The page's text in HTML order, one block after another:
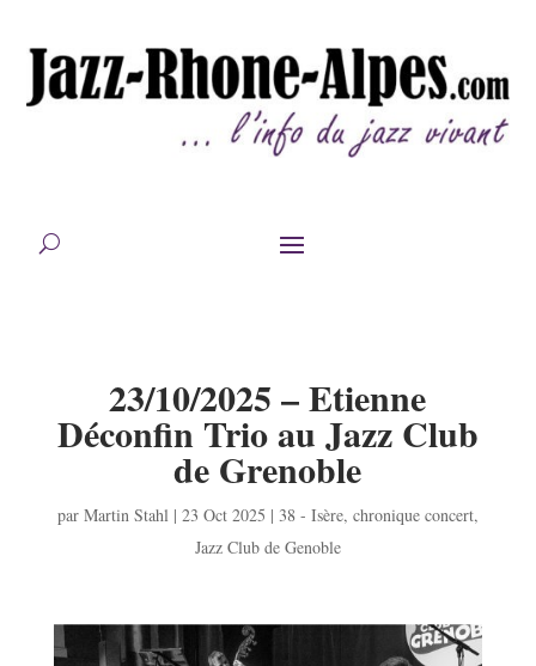
23/10/2025 – Etienne
Déconfin Trio au Jazz Club
de Grenoble
par Martin Stahl| 23 Oct 2025 | 38 - Isère, chronique concert,
Jazz Club de Genoble